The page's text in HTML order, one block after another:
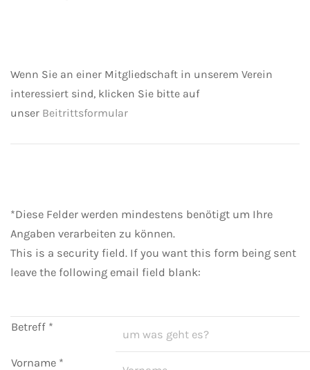
Wenn Sie an einer Mitgliedschaft in unserem Verein
interessiert sind, klicken Sie bitte auf
unser Beitrittsformular
*Diese Felder werden mindestens benötigt um Ihre
Angaben verarbeiten zu können.
This is a security field. If you want this form being sent
leave the following email field blank:
Betreff *
Vorname *